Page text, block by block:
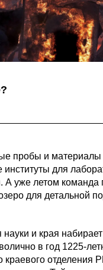
пробы и
для
А уже летом команда
для детальной
и края
в год 1225-
краевого отделения